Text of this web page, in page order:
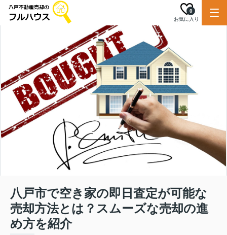
お気に入り
0
八戸市で空き家の即日査定が可能な
売却方法とは？スムーズな売却の進
め方を紹介